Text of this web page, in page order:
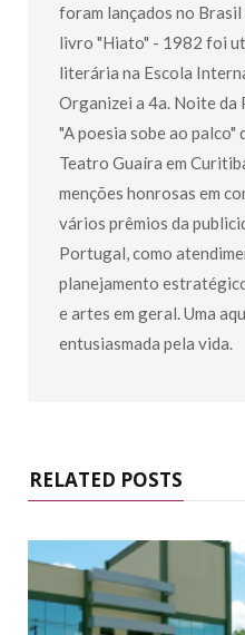
foram lançados no
livro "Hiato" - 1982 foi
literária na Escola
Organizei a 4a. Noite da
"A poesia sobe ao
Teatro Guaíra em
menções honrosas em
vários prêmios da
Portugal, como
planejamento
e artes em geral. Uma
entusiasmada pela vida.
RELATED POSTS